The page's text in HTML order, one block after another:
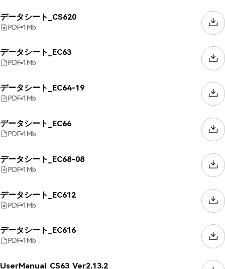
データシート_CS620
PDF 1Mb
データシート_EC63
PDF 1Mb
データシート_EC64-19
PDF 1Mb
データシート_EC66
PDF 1Mb
データシート_EC68-08
PDF 1Mb
データシート_EC612
PDF 1Mb
データシート_EC616
PDF 1Mb
UserManual_CS63_Ver2.13.2